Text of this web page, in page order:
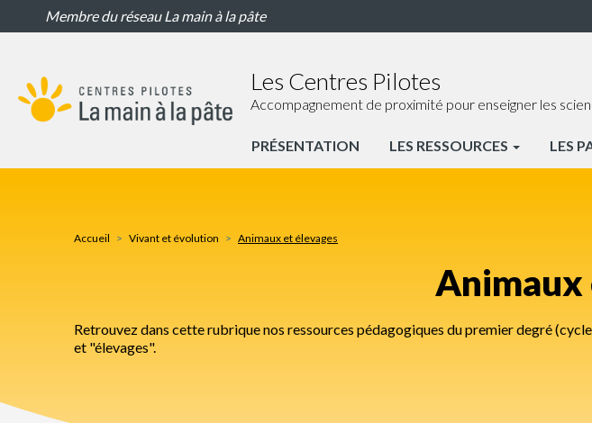
AnimauxMembre du réseau La main à la pâte
Les Centres Pilotes
Accompagnement de proximité pour enseigner les
Portail
Pilotes
PRÉSENTATION LES RESSOURCES LES
Accueil Vivant et évolution Animaux et élevages
Animaux
Retrouvez dans cette rubrique nos ressources pédagogiques du premier degré
et "élevages".